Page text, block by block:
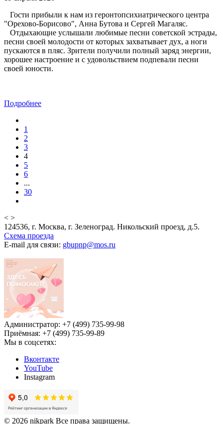
Гости прибыли к нам из геронтопсихиатрического центра
"Орехово-Борисово", Анна Бутова и Сергей Магаляс.
Отдыхающие услышали любимые песни советской эстрады,
песни своей молодости от которых захватывает дух, а ноги
пускаются в пляс. Зрители получили полный заряд энергии,
хорошее настроение и с удовольствием подпевали песни
своей юности.
Подробнее
1
2
3
4
5
6
...
30
< >
124536, г. Москва, г. Зеленоград. Никольский проезд, д.5.
Схема проезда
E-mail для связи: gbupnp@mos.ru
Администратор: +7 (499) 735-99-98
Приёмная: +7 (499) 735-99-89
Мы в соцсетях:
Вконтакте
YouTube
Instagram
© 2026 nikpark Все права защищены.